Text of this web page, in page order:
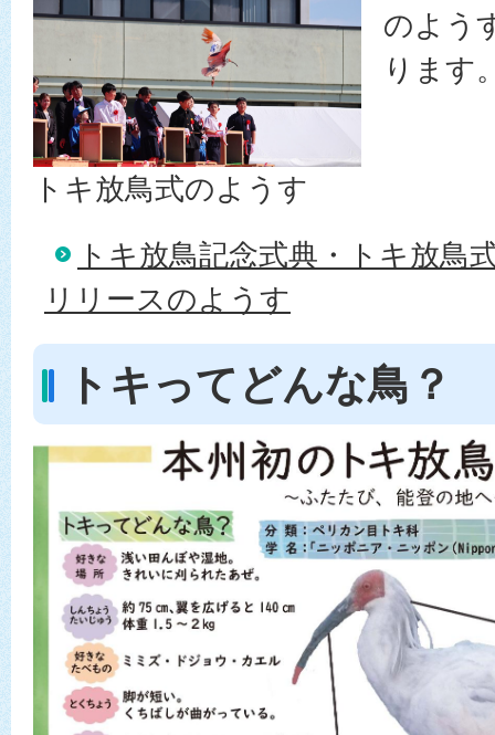
トキ放鳥式のようす
のよう
ります
トキ放鳥記念式典・トキ放鳥
リリースのようす
トキってどんな鳥？